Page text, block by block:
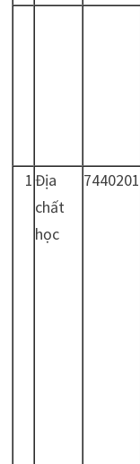
1Địa
chất
học
7440201